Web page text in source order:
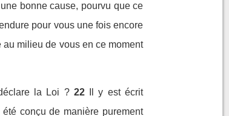
bonne cause, pourvu que ce
pour vous une fois encore
milieu de vous en ce moment
la Loi ? 22
Il y est écrit
conçu de manière purement